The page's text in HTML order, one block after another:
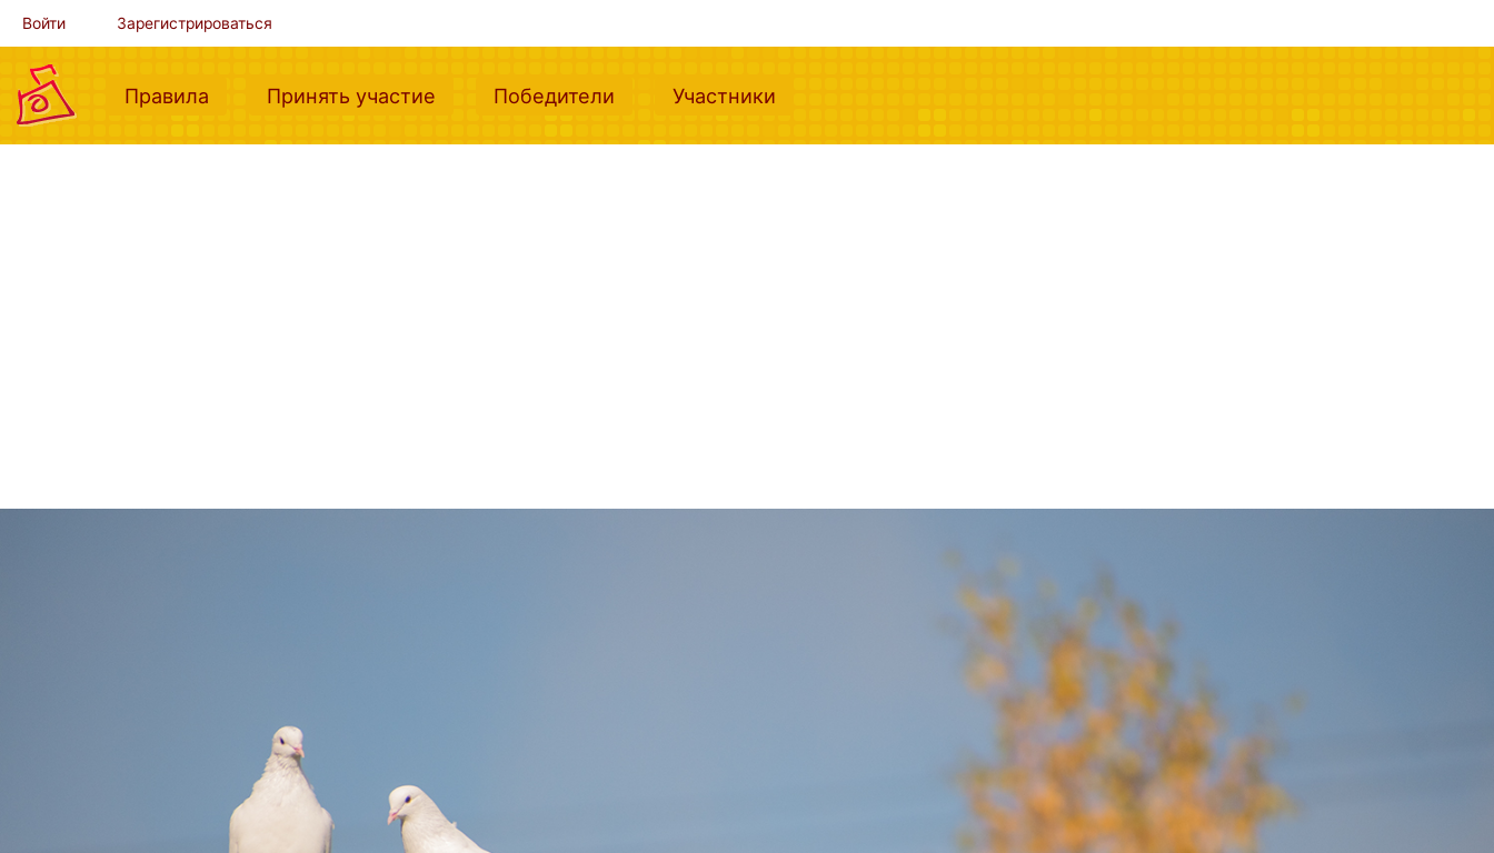
Войти Зарегистрироваться
Правила (current)Принять участие (current)Победители (current)Участники